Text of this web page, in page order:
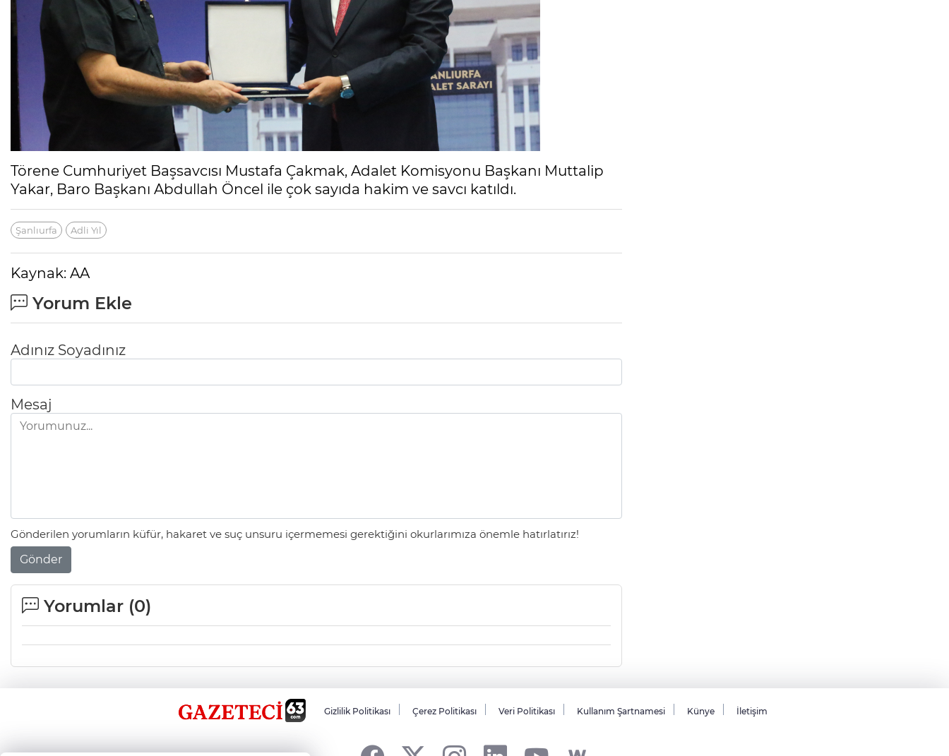
Törene Cumhuriyet Başsavcısı Mustafa Çakmak, Adalet Komisyonu Başkanı Muttalip
Yakar, Baro Başkanı Abdullah Öncel ile çok sayıda hakim ve savcı katıldı.
Şanlıurfa Adli Yıl
Kaynak: AA
Yorum Ekle
Adınız Soyadınız
Mesaj
Gönderilen yorumların küfür, hakaret ve suç unsuru içermemesi gerektiğini okurlarımıza önemle hatırlatırız!
Gönder
Yorumlar (0)
Gizlilik Politikası Çerez Politikası Veri Politikası Kullanım Şartnamesi Künye İletişim